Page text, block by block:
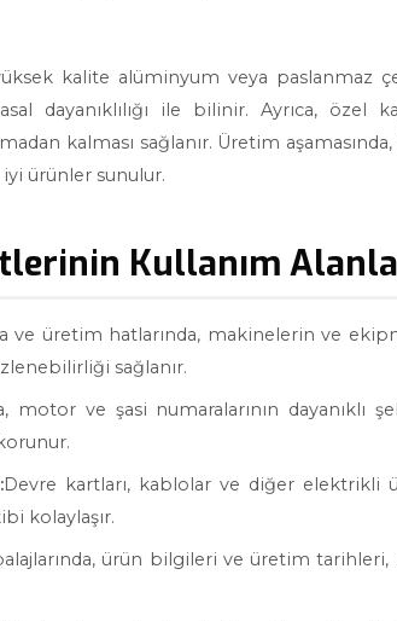
kalite alüminyum veya paslanmaz
dayanıklılığı ile bilinir. Ayrıca,
kalması sağlanır. Üretim
ürünler sunulur.
Kullanım
ve üretim hatlarında, makinelerin ve
sağlanır.
motor ve şasi numaralarının dayanıklı
Devre kartları, kablolar ve diğer elektrikli
kolaylaşır.
ürün bilgileri ve üretim tarihleri,